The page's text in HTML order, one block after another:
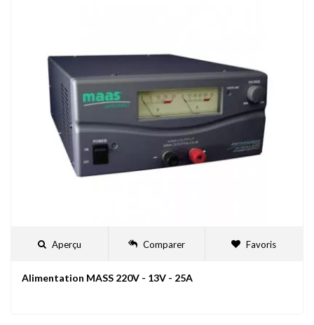
Aperçu Comparer Favoris
Alimentation MASS 220V - 13V - 25A